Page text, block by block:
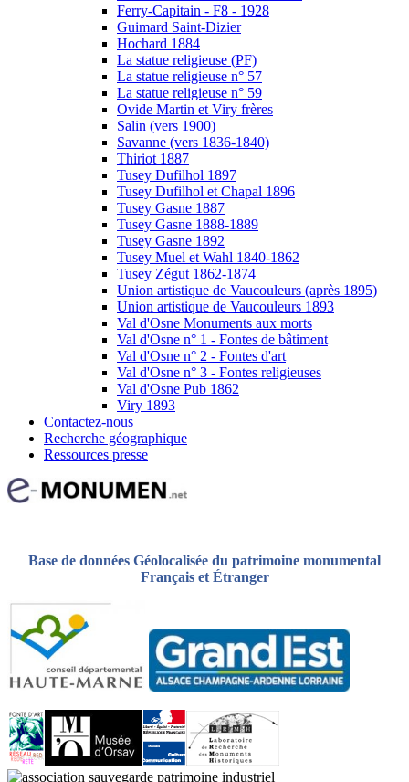
Ferry-Capitain - F8 - 1928
Guimard Saint-Dizier
Hochard 1884
La statue religieuse (PF)
La statue religieuse n° 57
La statue religieuse n° 59
Ovide Martin et Viry frères
Salin (vers 1900)
Savanne (vers 1836-1840)
Thiriot 1887
Tusey Dufilhol 1897
Tusey Dufilhol et Chapal 1896
Tusey Gasne 1887
Tusey Gasne 1888-1889
Tusey Gasne 1892
Tusey Muel et Wahl 1840-1862
Tusey Zégut 1862-1874
Union artistique de Vaucouleurs (après 1895)
Union artistique de Vaucouleurs 1893
Val d'Osne Monuments aux morts
Val d'Osne n° 1 - Fontes de bâtiment
Val d'Osne n° 2 - Fontes d'art
Val d'Osne n° 3 - Fontes religieuses
Val d'Osne Pub 1862
Viry 1893
Contactez-nous
Recherche géographique
Ressources presse
Base de données Géolocalisée du patrimoine monumental
Français et Étranger